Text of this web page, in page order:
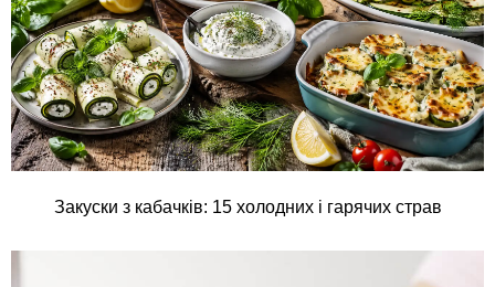
Закуски з кабачків: 15 холодних і гарячих страв